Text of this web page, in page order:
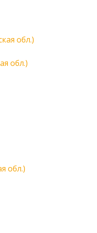
обл.)
обл.)
обл.)